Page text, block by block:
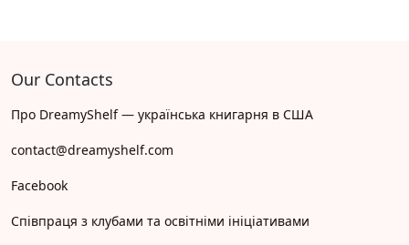
Our Contacts
Про DreamyShelf — українська книгарня в США
contact@dreamyshelf.com
Facebook
Співпраця з клубами та освітніми ініціативами